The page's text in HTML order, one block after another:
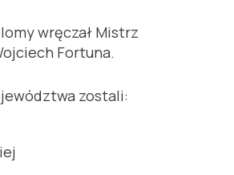
wręczał Mistrz
Fortuna.
zostali: